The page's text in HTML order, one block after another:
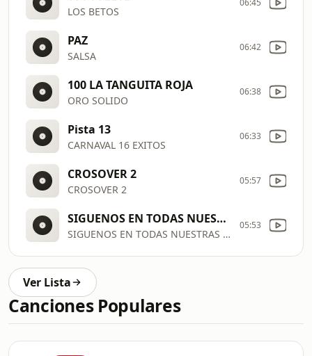
LOS BETOS
06:45
PAZ
SALSA
06:42
100 LA TANGUITA ROJA
ORO SOLIDO
06:38
Pista 13
CARNAVAL 16 EXITOS
06:33
CROSOVER 2
CROSOVER 2
05:57
SIGUENOS EN TODAS NUESTRAS REDES SOCIALES
SIGUENOS EN TODAS NUESTRAS REDES SOCIALES
05:53
Ver Lista
Canciones Populares